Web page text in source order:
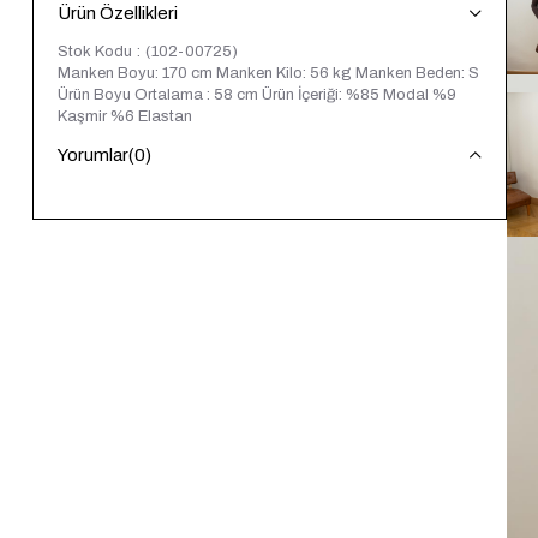
Ürün Özellikleri
Stok Kodu
(102-00725)
Manken Boyu: 170 cm Manken Kilo: 56 kg Manken Beden: S
Ürün Boyu Ortalama : 58 cm Ürün İçeriği: %85 Modal %9
Kaşmir %6 Elastan
Yorumlar(0)